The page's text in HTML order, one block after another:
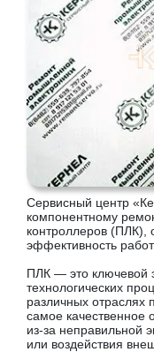
Сервисный центр
компонентному
контроллеров (ПЛК),
эффективность
ПЛК — это ключевой
технологических
различных
самое качественное
из-за неправильной
или воздействия